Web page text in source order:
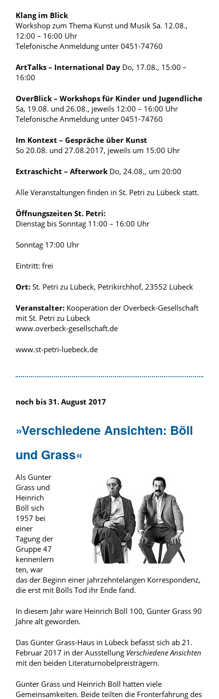
Klang im Blick
Workshop zum Thema Kunst und Musik Sa. 12.08.,
12:00 – 16:00 Uhr
Telefonische Anmeldung unter 0451-74760
ArtTalks – International Day Do, 17.08., 15:00 –
16:00
OverBlick – Workshops für Kinder und Jugendliche
Sa, 19.08. und 26.08., jeweils 12:00 – 16:00 Uhr
Telefonische Anmeldung unter 0451-74760
Im Kontext – Gespräche über Kunst
So 20.08. und 27.08.2017, jeweils um 15:00 Uhr
Extraschicht – Afterwork Do, 24.08., um 20:00
Alle Veranstaltungen finden in St. Petri zu Lübeck statt.
Öffnungszeiten St. Petri:
Dienstag bis Sonntag 11:00 – 16:00 Uhr
Sonntag 17:00 Uhr
Eintritt: frei
Ort: St. Petri zu Lübeck, Petrikirchhof, 23552 Lübeck
Veranstalter: Kooperation der Overbeck-Gesellschaft
mit St. Petri zu Lübeck
www.overbeck-gesellschaft.de
www.st-petri-luebeck.de
noch bis 31. August 2017
»Verschiedene Ansichten: Böll
und Grass«
Als Günter
Grass und
Heinrich
Böll sich
1957 bei
einer
Tagung der
Gruppe 47
kennenlern
ten, war
das der Beginn einer jahrzehntelangen Korrespondenz,
die erst mit Bölls Tod ihr Ende fand.
In diesem Jahr wäre Heinrich Böll 100, Günter Grass 90
Jahre alt geworden.
Das Günter Grass-Haus in Lübeck befasst sich ab 21.
Februar 2017 in der Ausstellung Verschiedene Ansichten
mit den beiden Literaturnobelpreisträgern.
Günter Grass und Heinrich Böll hatten viele
Gemeinsamkeiten. Beide teilten die Fronterfahrung des